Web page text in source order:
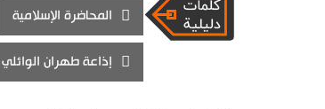
المحاضرة الإسلامية
إذاعة طهران الوائلي